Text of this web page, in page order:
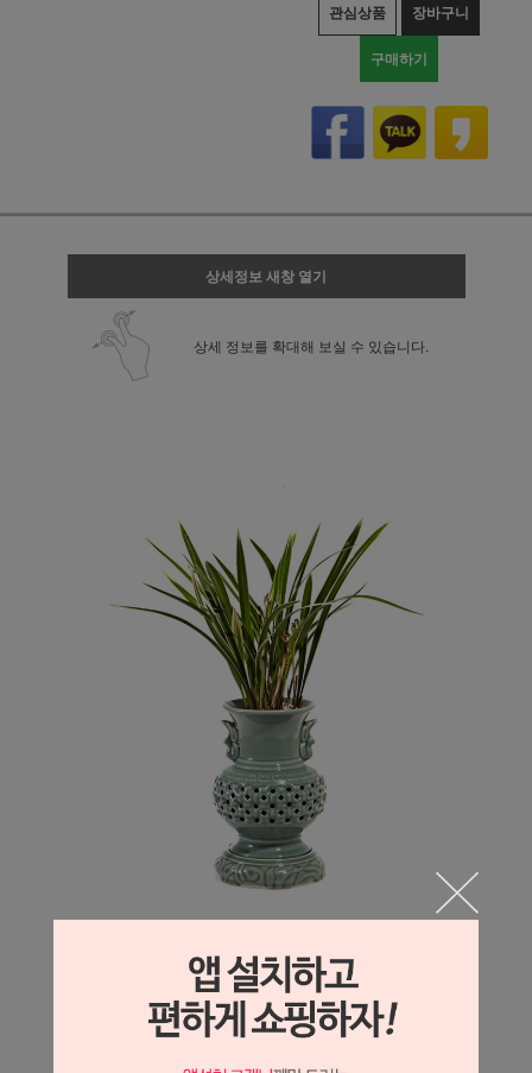
관심상품 장바구니
구매하기
상세정보 새창 열기
상세 정보를 확대해 보실 수 있습니다.